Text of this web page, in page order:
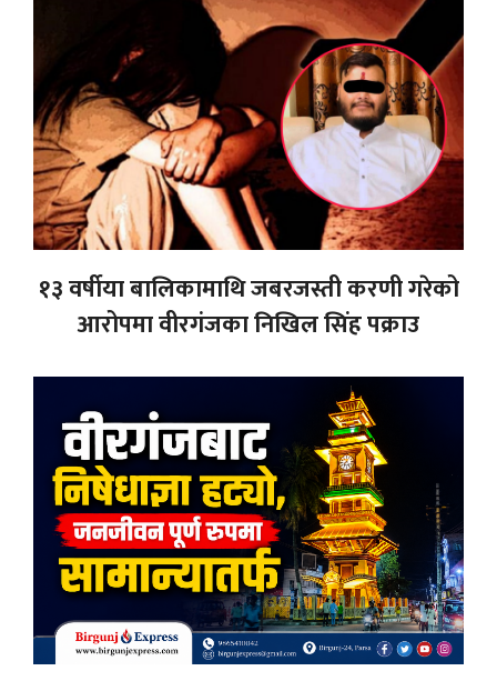
१३ वर्षीया बालिकामाथि जबरजस्ती करणी गरेको
आरोपमा वीरगंजका निखिल सिंह पक्राउ